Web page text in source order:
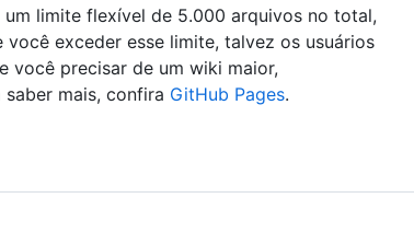
limite flexível de 5.000 arquivos no total,
exceder esse limite, talvez os usuários
você precisar de um wiki maior,
saber mais, confira GitHub Pages.